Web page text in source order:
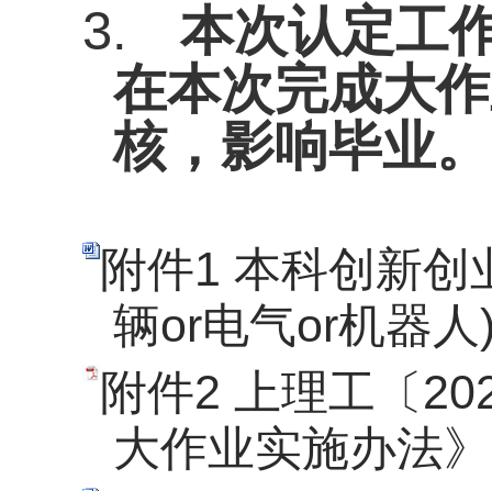
3.
本次认定工
在本次完成大
核，影响毕业。
附件1 本科创新
辆or电气or机器
附件2 上理工〔
大作业实施办法